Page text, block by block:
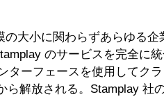
大小に関わらずあらゆる企
のサービスを完全に
ターフェースを使用してク
解放される。Stamplay 社